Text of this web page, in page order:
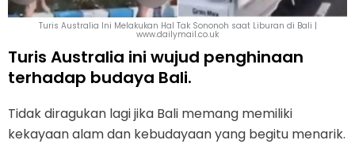
Turis Australia Ini Melakukan Hal Tak Sononoh saat Liburan di Bali |
www.dailymail.co.uk
Turis Australia ini wujud penghinaan
terhadap budaya Bali.
Tidak diragukan lagi jika Bali memang memiliki
kekayaan alam dan kebudayaan yang begitu menarik.